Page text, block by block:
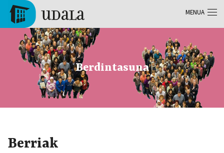
Skip to main content
Tolosa
Berdintasuna
Berriak
MENUA